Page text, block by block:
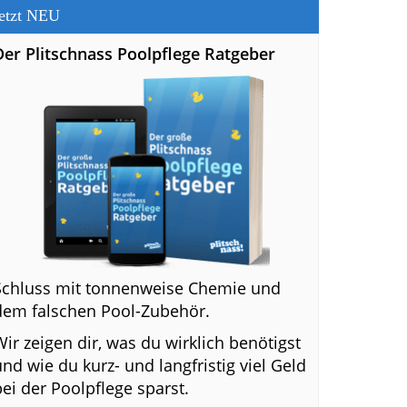
NEU
Plitschnass Poolpflege Ratgeber
mit tonnenweise Chemie und
falschen Pool-Zubehör.
zeigen dir, was du wirklich benötigst
wie du kurz- und langfristig viel Geld
der Poolpflege sparst.